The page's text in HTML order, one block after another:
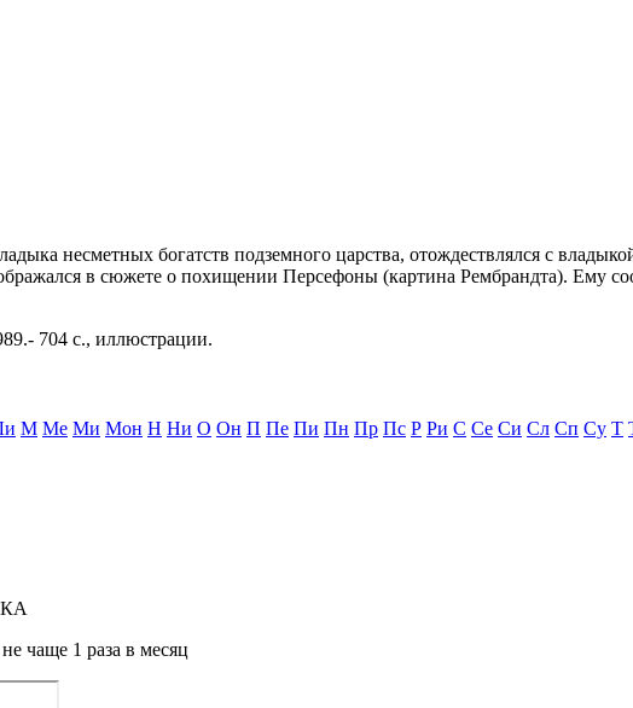
несметных богатств подземного царства, отождествлялся с
в сюжете о похищении Персефоны (картина Рембрандта). Ему
704 с., иллюстрации.
М Ме Ми Мон Н Ни О Он П Пе Пи Пн Пр Пс Р Ри С Се Си Сл Сп Су Т
чаще 1 раза в месяц